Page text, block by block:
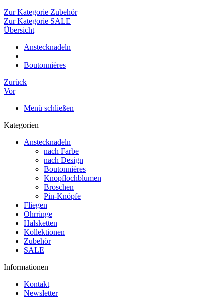
Zur Kategorie Zubehör
Zur Kategorie SALE
Übersicht
Anstecknadeln
Boutonnières
Zurück
Vor
Menü schließen
Kategorien
Anstecknadeln
nach Farbe
nach Design
Boutonnières
Knopflochblumen
Broschen
Pin-Knöpfe
Fliegen
Ohrringe
Halsketten
Kollektionen
Zubehör
SALE
Informationen
Kontakt
Newsletter